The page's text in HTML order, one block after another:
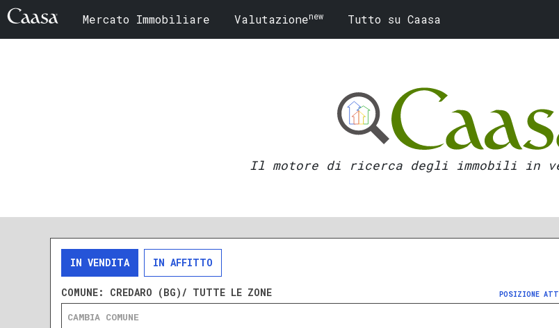
Mercato Immobiliare Valutazionenew Tutto su Caasa
Il motore di ricerca degli immobili in
IN VENDITA IN AFFITTO
COMUNE: CREDARO (BG)/ TUTTE LE ZONE POSIZIONE
CAMBIA COMUNE